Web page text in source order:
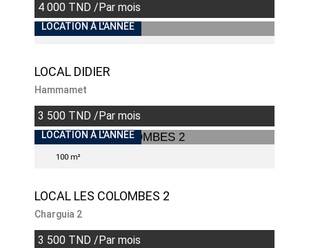
4 000 TND /Par mois
INDISPONIBLE
LOCATION À L'ANNÉE
LOCAL DIDIER
Hammamet
3 500 TND /Par mois
LOCATION À L'ANNÉE
100 m²
LOCAL LES COLOMBES 2
Charguia 2
3 500 TND /Par mois